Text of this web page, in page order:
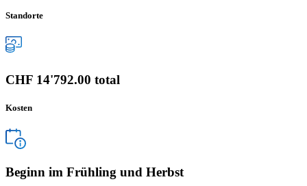
Standorte
CHF 14'792.00 total
Kosten
Beginn im Frühling und Herbst